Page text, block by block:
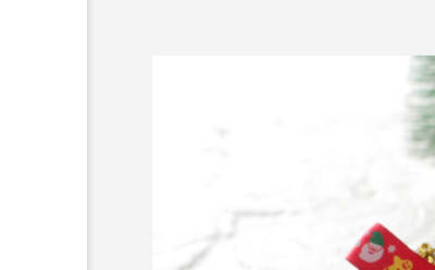
ユニオンヒストリー
「若者の組合離れ